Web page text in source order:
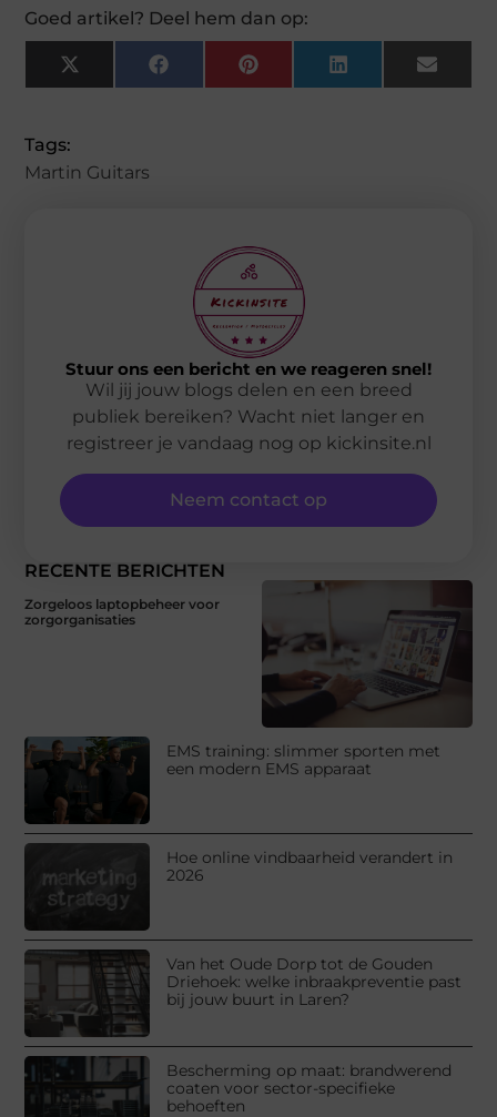
Goed artikel? Deel hem dan op:
X
(Twitter)
FacebookPinterestLinkedIn Email
Tags:
Martin Guitars
RECENTE BERICHTEN
Zorgeloos laptopbeheer voor
zorgorganisaties
EMS training: slimmer sporten met
een modern EMS apparaat
Hoe online vindbaarheid verandert in
2026
Van het Oude Dorp tot de Gouden
Driehoek: welke inbraakpreventie past
bij jouw buurt in Laren?
Bescherming op maat: brandwerend
coaten voor sector-specifieke
behoeften
Stuur ons een bericht en we reageren snel!
Wil jij jouw blogs delen en een breed
publiek bereiken? Wacht niet langer en
registreer je vandaag nog op kickinsite.nl
Neem contact op